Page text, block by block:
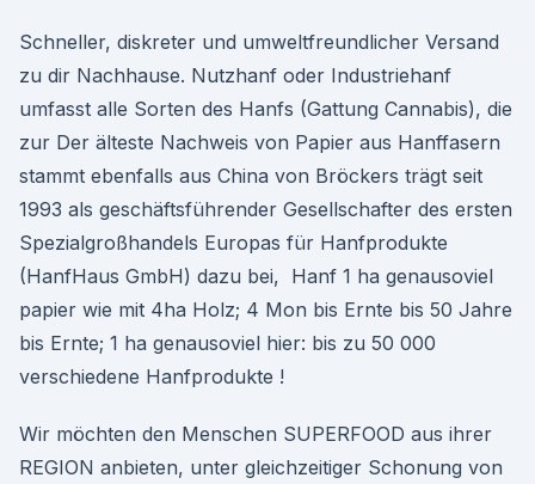
Schneller, diskreter und umweltfreundlicher Versand
zu dir Nachhause. Nutzhanf oder Industriehanf
umfasst alle Sorten des Hanfs (Gattung Cannabis), die
zur Der älteste Nachweis von Papier aus Hanffasern
stammt ebenfalls aus China von Bröckers trägt seit
1993 als geschäftsführender Gesellschafter des ersten
Spezialgroßhandels Europas für Hanfprodukte
(HanfHaus GmbH) dazu bei, Hanf 1 ha genausoviel
papier wie mit 4ha Holz; 4 Mon bis Ernte bis 50 Jahre
bis Ernte; 1 ha genausoviel hier: bis zu 50 000
verschiedene Hanfprodukte !
Wir möchten den Menschen SUPERFOOD aus ihrer
REGION anbieten, unter gleichzeitiger Schonung von